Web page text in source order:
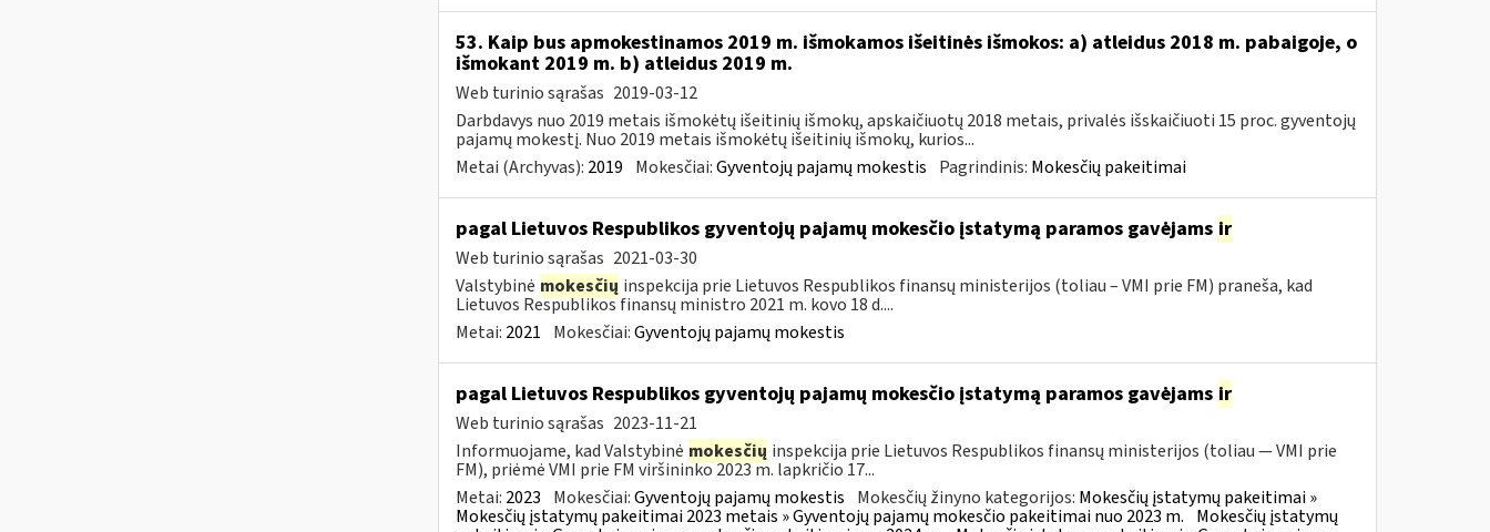
53. Kaip bus apmokestinamos 2019 m. išmokamos išeitinės išmokos: a) atleidus 2018 m. pabaigoje, o
išmokant 2019 m. b) atleidus 2019 m.
Web turinio sąrašas 2019-03-12
Darbdavys nuo 2019 metais išmokėtų išeitinių išmokų, apskaičiuotų 2018 metais, privalės išskaičiuoti 15 proc. gyventojų
pajamų mokestį. Nuo 2019 metais išmokėtų išeitinių išmokų, kurios...
Metai (Archyvas): 2019 Mokesčiai:Gyventojų pajamų mokestis Pagrindinis: Mokesčių pakeitimai
pagal Lietuvos Respublikos gyventojų pajamų mokesčio įstatymą paramos gavėjams ir
Web turinio sąrašas 2021-03-30
Valstybinė mokesčių inspekcija prie Lietuvos Respublikos finansų ministerijos (toliau – VMI prie FM) praneša, kad
Lietuvos Respublikos finansų ministro 2021 m. kovo 18 d....
Metai: 2021 Mokesčiai:Gyventojų pajamų mokestis
pagal Lietuvos Respublikos gyventojų pajamų mokesčio įstatymą paramos gavėjams ir
Web turinio sąrašas 2023-11-21
Informuojame, kad Valstybinė mokesčių inspekcija prie Lietuvos Respublikos finansų ministerijos (toliau — VMI prie
FM), priėmė VMI prie FM viršininko 2023 m. lapkričio 17...
Metai: 2023 Mokesčiai:Gyventojų pajamų mokestis Mokesčių žinyno kategorijos: Mokesčių įstatymų pakeitimai »
Mokesčių įstatymų pakeitimai 2023 metais » Gyventojų pajamų mokesčio pakeitimai nuo 2023 m. Mokesčių įstatymų